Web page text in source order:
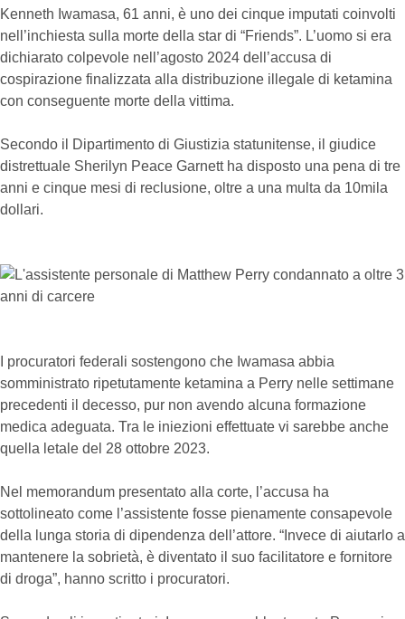
Kenneth Iwamasa, 61 anni, è uno dei cinque imputati coinvolti
nell’inchiesta sulla morte della star di “Friends”. L’uomo si era
dichiarato colpevole nell’agosto 2024 dell’accusa di
cospirazione finalizzata alla distribuzione illegale di ketamina
con conseguente morte della vittima.
Secondo il Dipartimento di Giustizia statunitense, il giudice
distrettuale Sherilyn Peace Garnett ha disposto una pena di tre
anni e cinque mesi di reclusione, oltre a una multa da 10mila
dollari.
I procuratori federali sostengono che Iwamasa abbia
somministrato ripetutamente ketamina a Perry nelle settimane
precedenti il decesso, pur non avendo alcuna formazione
medica adeguata. Tra le iniezioni effettuate vi sarebbe anche
quella letale del 28 ottobre 2023.
Nel memorandum presentato alla corte, l’accusa ha
sottolineato come l’assistente fosse pienamente consapevole
della lunga storia di dipendenza dell’attore. “Invece di aiutarlo a
mantenere la sobrietà, è diventato il suo facilitatore e fornitore
di droga”, hanno scritto i procuratori.